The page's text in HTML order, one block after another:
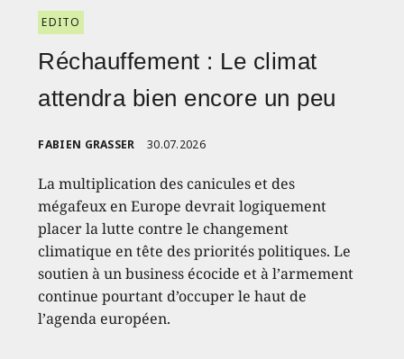
EDITO
Réchauffement : Le climat
attendra bien encore un peu
FABIEN GRASSER 30.07.2026
La multiplication des canicules et des
mégafeux en Europe devrait logiquement
placer la lutte contre le changement
climatique en tête des priorités politiques. Le
soutien à un business écocide et à l’armement
continue pourtant d’occuper le haut de
l’agenda européen.